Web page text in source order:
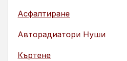
Асфалтиране
Авторадиатори Нуши
Къртене